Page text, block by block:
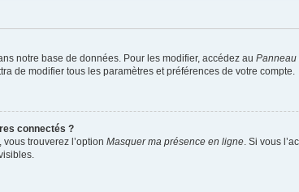
notre base de données. Pour les modifier, accédez au Panneau
de modifier tous les paramètres et préférences de votre compte.
connectés ?
trouverez l’option Masquer ma présence en ligne . Si vous